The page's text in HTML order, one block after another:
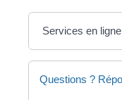
Services en
Questions ?